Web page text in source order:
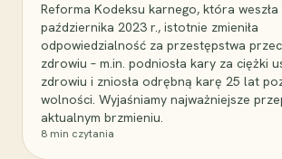
Reforma Kodeksu karnego, która weszła
października 2023 r., istotnie zmieniła
odpowiedzialność za przestępstwa
zdrowiu – m.in. podniosła kary za ciężki
zdrowiu i zniosła odrębną karę 25 lat
wolności. Wyjaśniamy najważniejsze
aktualnym brzmieniu.
8 min czytania